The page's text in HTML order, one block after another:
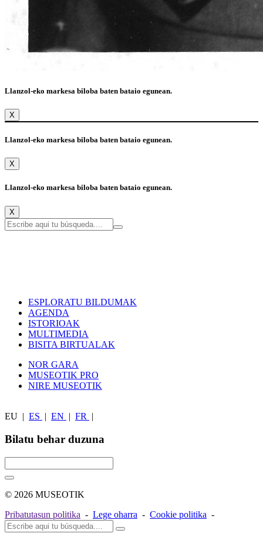
Llanzol-eko markesa biloba baten bataio egunean.
X
Llanzol-eko markesa biloba baten bataio egunean.
X
Llanzol-eko markesa biloba baten bataio egunean.
X
ESPLORATU BILDUMAK
AGENDA
ISTORIOAK
MULTIMEDIA
BISITA BIRTUALAK
NOR GARA
MUSEOTIK PRO
NIRE MUSEOTIK
EU | ES | EN | FR |
Bilatu behar duzuna
© 2026 MUSEOTIK
Pribatutasun politika - Lege oharra - Cookie politika -